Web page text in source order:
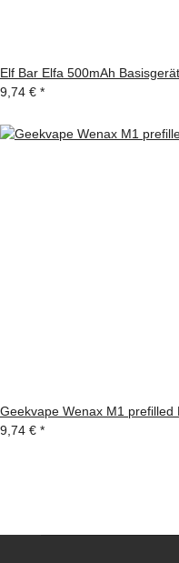
Elf Bar Elfa 500mAh Basisgerät
9,74 € *
Geekvape Wenax M1 prefilled
9,74 € *